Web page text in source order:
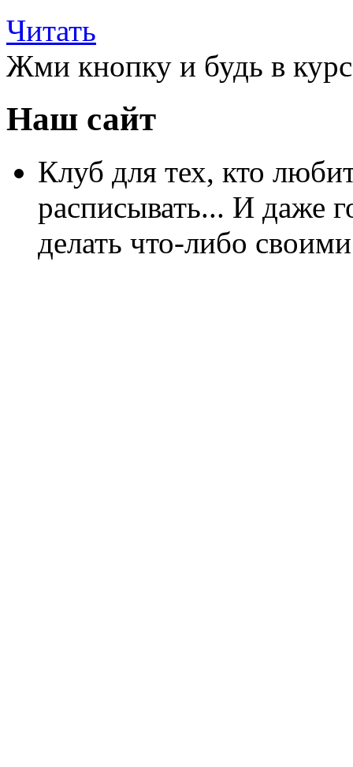
Читать
Жми кнопку и будь в
Наш сайт
Клуб для тех, кто
расписывать... И даже
делать что-либо